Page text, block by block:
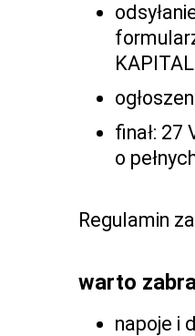
finał: 27
o
Regulamin
warto
napoje i